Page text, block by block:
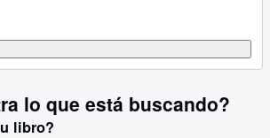
lo que está buscando?
libro?